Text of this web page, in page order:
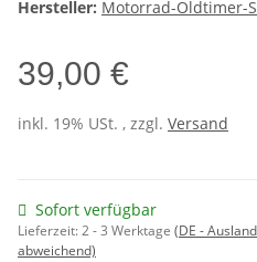
Hersteller: Motorrad-Oldtimer-
39,00 €
inkl. 19% USt. , zzgl. Versand
Sofort verfügbar
Lieferzeit:2 - 3 Werktage (DE - Ausland
abweichend)